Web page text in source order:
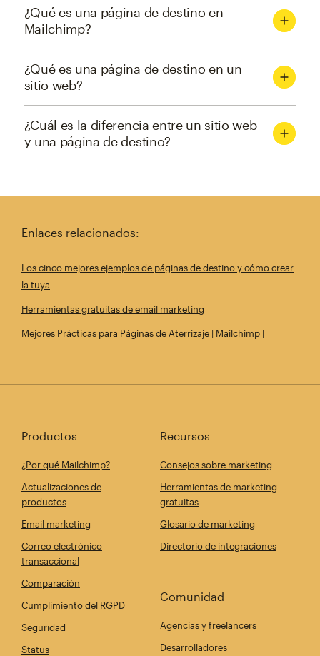
¿Qué es una página de destino en
Mailchimp?
¿Qué es una página de destino en un
sitio web?
¿Cuál es la diferencia entre un sitio web
y una página de destino?
Enlaces relacionados:
Los cinco mejores ejemplos de páginas de destino y cómo crear
la tuya
Herramientas gratuitas de email marketing
Mejores Prácticas para Páginas de Aterrizaje | Mailchimp |
Productos
¿Por qué Mailchimp?
Actualizaciones de
productos
Email marketing
Correo electrónico
transaccional
Comparación
Cumplimiento del RGPD
Seguridad
Status
Recursos
Consejos sobre marketing
Herramientas de marketing
gratuitas
Glosario de marketing
Directorio de integraciones
Comunidad
Agencias y freelancers
Desarrolladores